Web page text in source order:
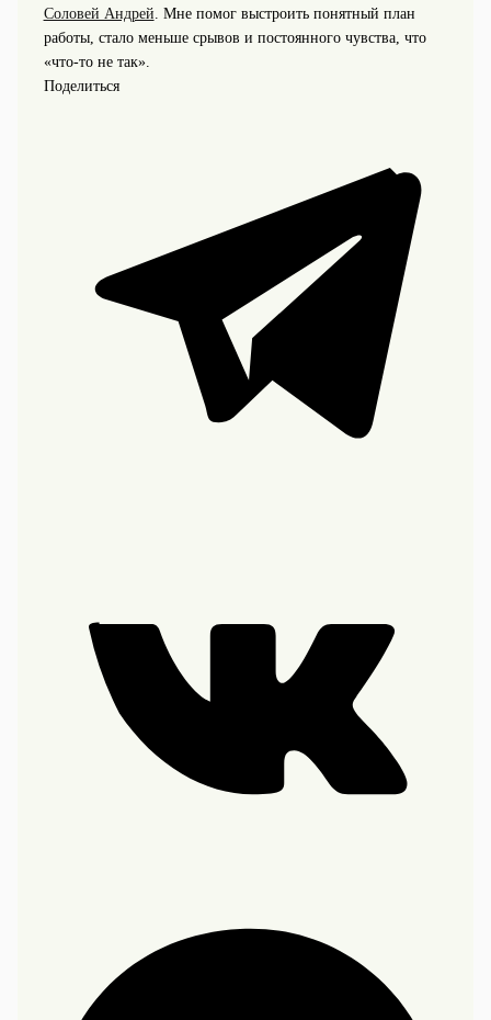
Соловей Андрей. Мне помог выстроить понятный план
работы, стало меньше срывов и постоянного чувства, что
«что-то не так».
Поделиться